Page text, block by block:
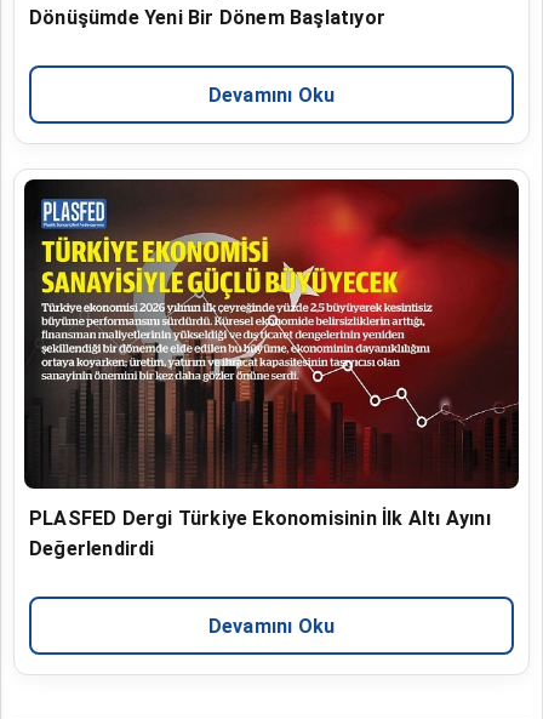
Dönüşümde Yeni Bir Dönem Başlatıyor
Devamını Oku
PLASFED Dergi Türkiye Ekonomisinin İlk Altı Ayını
Değerlendirdi
Devamını Oku